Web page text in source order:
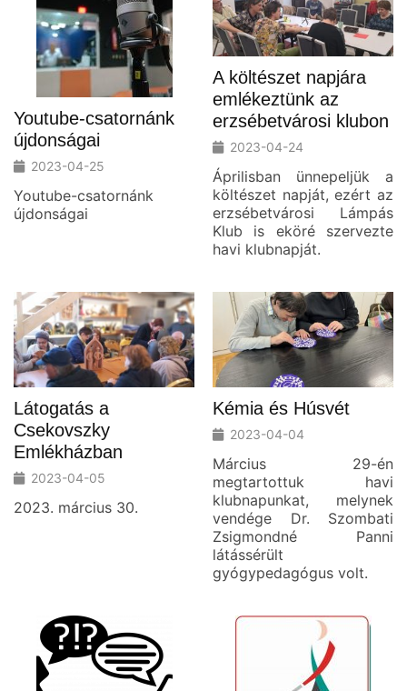
Youtube-csatornánk
újdonságai
2023-04-25
Youtube-csatornánk
újdonságai
A költészet napjára
emlékeztünk az
erzsébetvárosi klubon
2023-04-24
Áprilisban ünnepeljük a
költészet napját, ezért az
erzsébetvárosi Lámpás
Klub is eköré szervezte
havi klubnapját.
Látogatás a
Csekovszky
Emlékházban
2023-04-05
2023. március 30.
Kémia és Húsvét
2023-04-04
Március 29-én
megtartottuk havi
klubnapunkat, melynek
vendége Dr. Szombati
Zsigmondné Panni
látássérült
gyógypedagógus volt.